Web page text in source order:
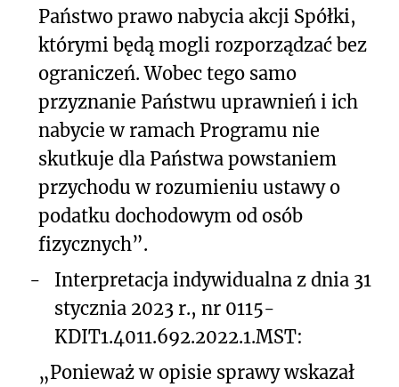
Państwo prawo nabycia akcji Spółki,
którymi będą mogli rozporządzać bez
ograniczeń. Wobec tego samo
przyznanie Państwu uprawnień i ich
nabycie w ramach Programu nie
skutkuje dla Państwa powstaniem
przychodu w rozumieniu ustawy o
podatku dochodowym od osób
fizycznych”.
-
Interpretacja indywidualna z dnia 31
stycznia 2023 r., nr 0115-
KDIT1.4011.692.2022.1.MST:
„Ponieważ w opisie sprawy wskazał